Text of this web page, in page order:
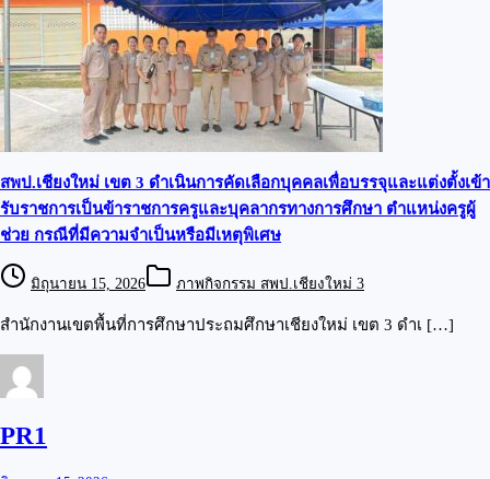
สพป.เชียงใหม่ เขต 3 ดำเนินการคัดเลือกบุคคลเพื่อบรรจุและแต่งตั้งเข้า
รับราชการเป็นข้าราชการครูและบุคลากรทางการศึกษา ตำแหน่งครูผู้
ช่วย กรณีที่มีความจำเป็นหรือมีเหตุพิเศษ
มิถุนายน 15, 2026 ภาพกิจกรรม สพป.เชียงใหม่ 3
สำนักงานเขตพื้นที่การศึกษาประถมศึกษาเชียงใหม่ เขต 3 ดำเ […]
PR1